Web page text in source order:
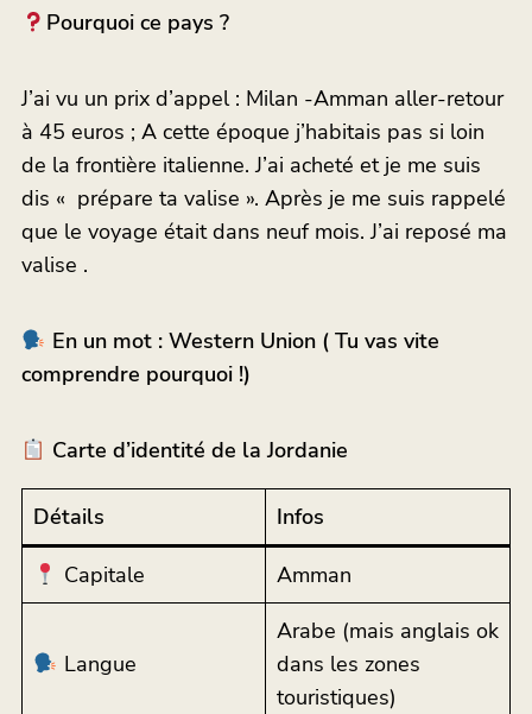
Pourquoi ce pays ?
J’ai vu un prix d’appel : Milan -Amman aller-retour
à 45 euros ; A cette époque j’habitais pas si loin
de la frontière italienne. J’ai acheté et je me suis
dis « prépare ta valise ». Après je me suis rappelé
que le voyage était dans neuf mois. J’ai reposé ma
valise .
En un mot : Western Union ( Tu vas vite
comprendre pourquoi !)
Carte d’identité de la Jordanie
Détails Infos
Capitale Amman
Langue
Arabe (mais anglais ok
dans les zones
touristiques)